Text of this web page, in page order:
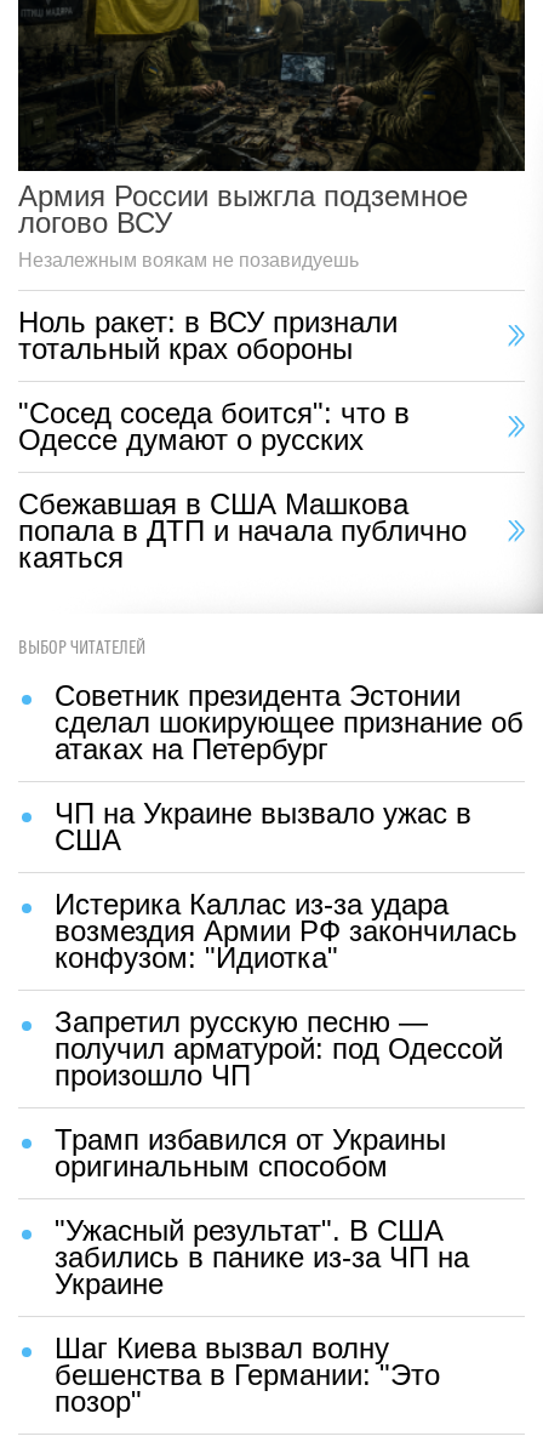
Армия России выжгла подземное
логово ВСУ
Незалежным воякам не позавидуешь
Ноль ракет: в ВСУ признали
тотальный крах обороны
"Сосед соседа боится": что в
Одессе думают о русских
Сбежавшая в США Машкова
попала в ДТП и начала публично
каяться
ВЫБОР ЧИТАТЕЛЕЙ
Советник президента Эстонии
сделал шокирующее признание об
атаках на Петербург
ЧП на Украине вызвало ужас в
США
Истерика Каллас из-за удара
возмездия Армии РФ закончилась
конфузом: "Идиотка"
Запретил русскую песню —
получил арматурой: под Одессой
произошло ЧП
Трамп избавился от Украины
оригинальным способом
"Ужасный результат". В США
забились в панике из-за ЧП на
Украине
Шаг Киева вызвал волну
бешенства в Германии: "Это
позор"